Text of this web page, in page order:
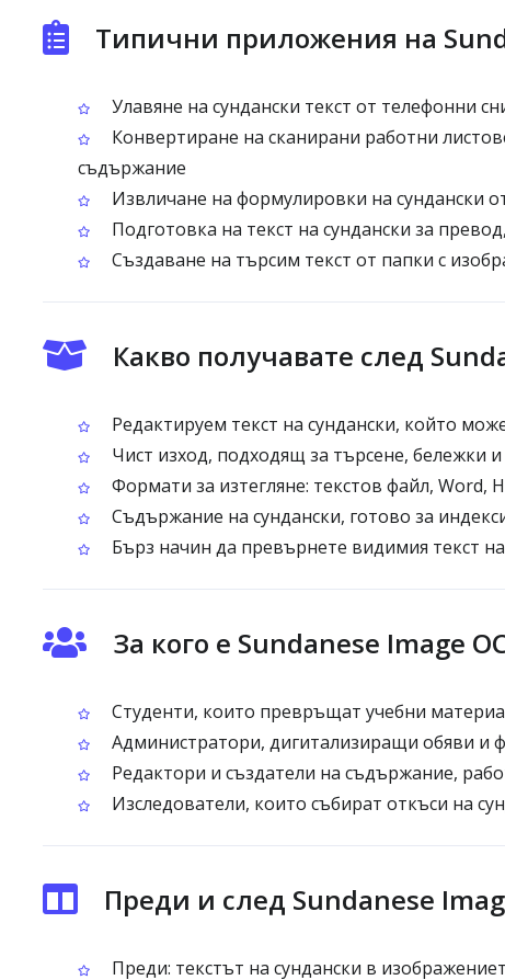
Типични приложения на
Улавяне на сундански текст от телефонни
Конвертиране на сканирани работни
съдържание
Извличане на формулировки на сундански
Подготовка на текст на сундански за
Създаване на търсим текст от папки с
Какво получавате след
Редактируем текст на сундански, който
Чист изход, подходящ за търсене, бележки
Формати за изтегляне: текстов файл, Word,
Съдържание на сундански, готово за
Бърз начин да превърнете видимия текст
За кого е Sundanese Image
Студенти, които превръщат учебни
Администратори, дигитализиращи обяви и
Редактори и създатели на съдържание,
Изследователи, които събират откъси на
Преди и след Sundanese
Преди: текстът на сундански в